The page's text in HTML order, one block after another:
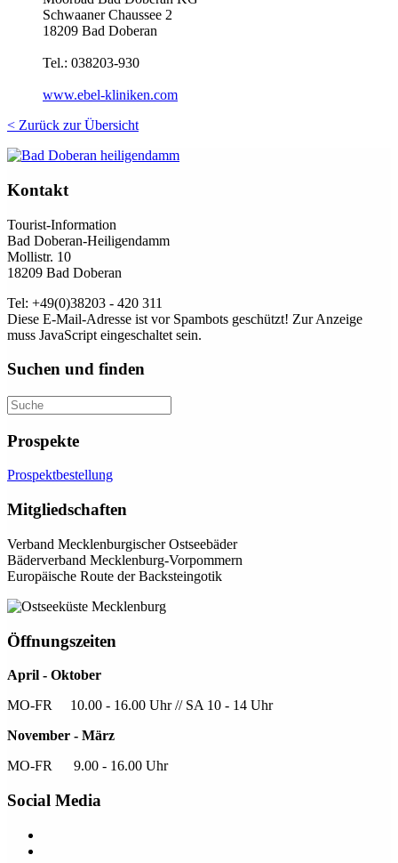
Schwaaner Chaussee 2
18209 Bad Doberan
Tel.: 038203-930
www.ebel-kliniken.com
< Zurück zur Übersicht
Kontakt
Tourist-Information
Bad Doberan-Heiligendamm
Mollistr. 10
18209 Bad Doberan
Tel: +49(0)38203 - 420 311
Diese E-Mail-Adresse ist vor Spambots geschützt! Zur Anzeige
muss JavaScript eingeschaltet sein.
Suchen und finden
Prospekte
Prospektbestellung
Mitgliedschaften
Verband Mecklenburgischer Ostseebäder
Bäderverband Mecklenburg-Vorpommern
Europäische Route der Backsteingotik
Öffnungszeiten
April - Oktober
MO-FR 10.00 - 16.00 Uhr // SA 10 - 14 Uhr
November - März
MO-FR 9.00 - 16.00 Uhr
Social Media